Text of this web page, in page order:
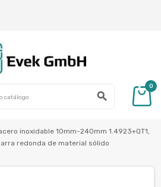
search
0
inoxidable 10mm-240mm 1.4923+QT1,
redonda de material sólido